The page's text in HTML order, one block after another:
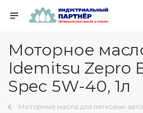
Моторное
Idemitsu Zepro
Spec 5W-40, 1л
Моторные масла для легковых авто